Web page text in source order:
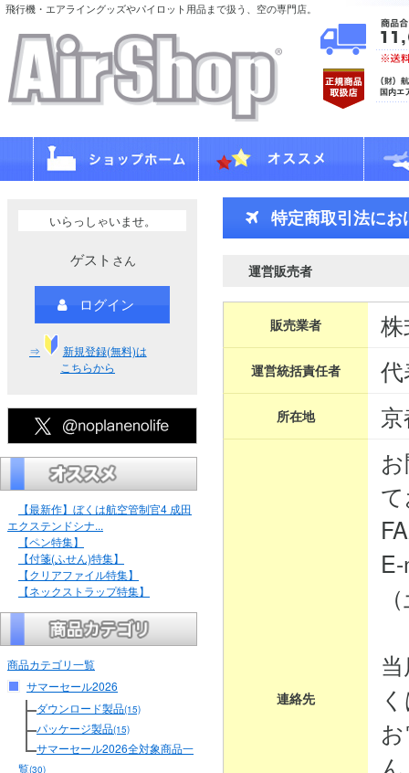
飛行機・エアライングッズやパイロット用品まで扱う、空の専門店。
いらっしゃいませ。
ゲスト さん
ログイン
⇒
新規登録(無料)は
こちらから
【最新作】ぼくは航空管制官4 成田
エクステンドシナ...
【ペン特集】
【付箋(ふせん)特集】
【クリアファイル特集】
【ネックストラップ特集】
商品カテゴリ一覧
サマーセール2026
ダウンロード製品(15)
パッケージ製品(15)
サマーセール2026全対象商品一
覧(30)
特定商取引法にお
運営販売者
販売業者
運営統括責任者
所在地
連絡先